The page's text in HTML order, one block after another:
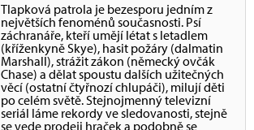
Tlapková patrola je bezesporu jedním z
největších fenoménů současnosti. Psí
záchranáře, kteří umějí létat s letadlem
(kříženkyně Skye), hasit požáry (dalmatin
Marshall), strážit zákon (německý ovčák
Chase) a dělat spoustu dalších užitečných
věcí (ostatní čtyřnozí chlupáči), milují děti
po celém světě. Stejnojmenný televizní
seriál láme rekordy ve sledovanosti, stejně
se vede prodeji hraček a podobně se